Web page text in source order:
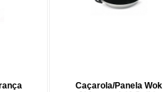
Caçarola/Panela Wok